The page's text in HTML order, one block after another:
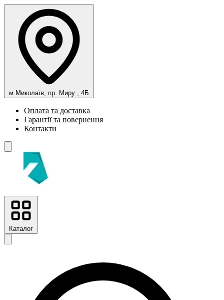
м.Миколаїв, пр. Миру , 4Б
Оплата та доставка
Гарантії та повернення
Контакти
Каталог